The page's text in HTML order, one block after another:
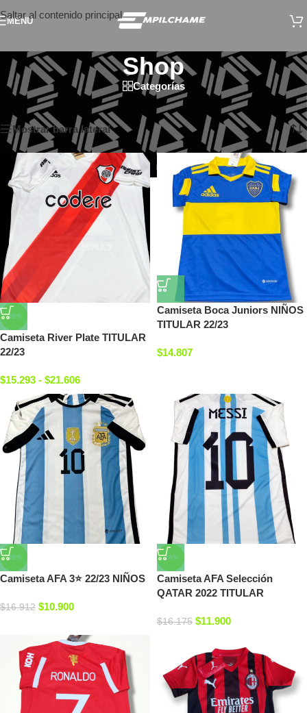
Saltar al contenido principal
MENÚ
Shop
Categorías
Inicio/Shop/Página 4 Mostrando 73–94 de 94 resultados
Mostrar barra lateral
-36%
Camiseta River Plate TITULAR
22/23
$15.293 - $21.606
Camiseta Boca Juniors NIÑOS
TITULAR 22/23
$14.807
-36%
Camiseta AFA 3⭐ 22/23 NIÑOS
$16.912 $10.900
-26%
Camiseta AFA Selección
QATAR 2022 TITULAR
$16.175 $11.900